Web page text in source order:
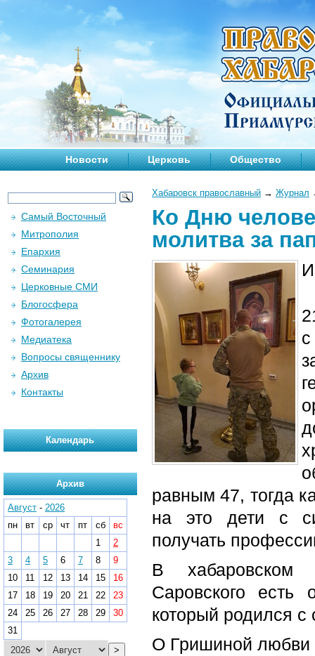
Новости Церковь Общество
Хабаровск православный → Журнал
Ко Дню
молитва за
равным 47, тогда
на это дети с
получать
В хабаровском
Саровского есть
который родился
О Гришиной любви
Самый Восточный
Митрополия
Епархия
Семинария
Церковные СМИ
Блогосфера
Фотогалерея
Медиатека
Вопросы священнику
Архив
Контакты
Календарь
Архив
Август - 2026
пн
вт ср чт пт сб
вс
1
2
3
4 5 6 7 8
9
10
11 12 13 14 15
16
17
18 19 20 21 22
23
24
25 26 27 28 29
30
31
>